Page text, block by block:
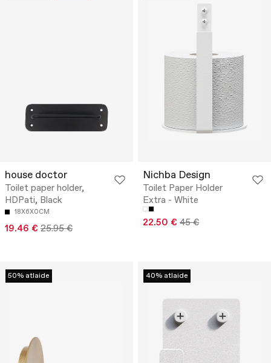
house doctor
Toilet paper holder,
HDPati, Black
18X6X0CM
19.46 € 25.95 €
Nichba Design
Toilet Paper Holder
Extra - White
22.50 € 45 €
50% atlaide 40% atlaide